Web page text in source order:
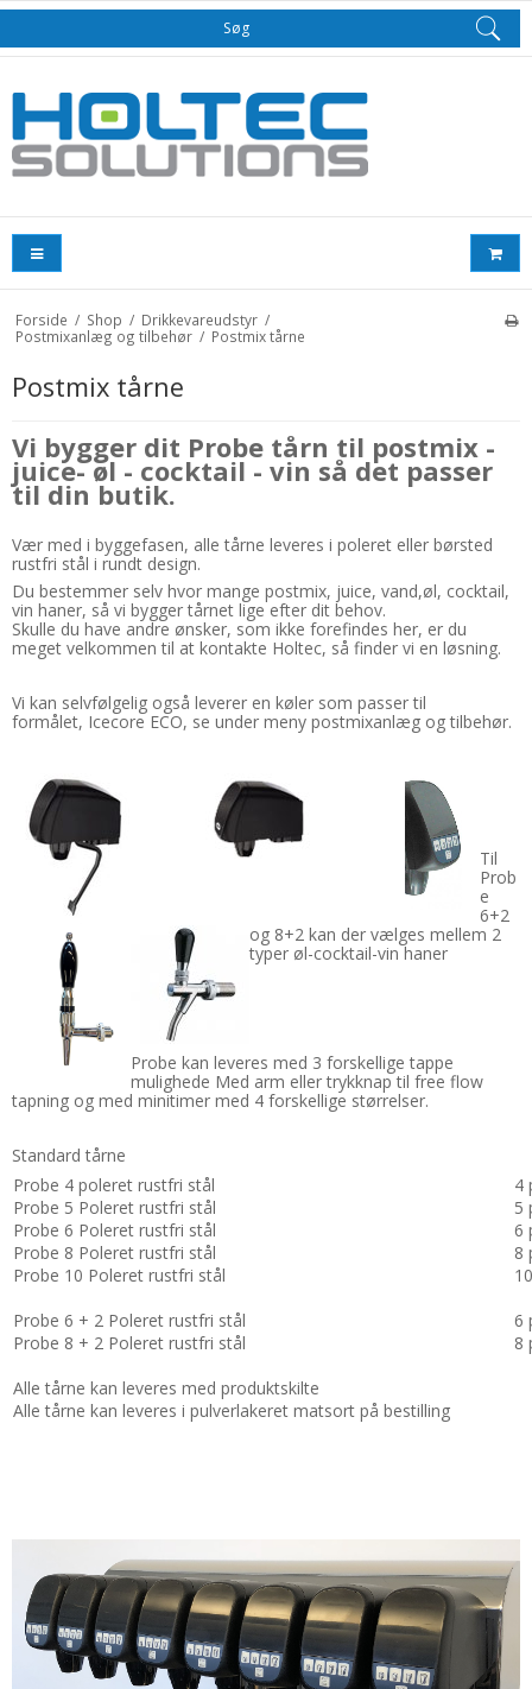
Søg
Forside / Shop / Drikkevareudstyr /
Postmixanlæg og tilbehør / Postmix tårne
Postmix tårne
Vi bygger dit Probe tårn til postmix -
juice- øl - cocktail - vin så det passer
til din butik.
Vær med i byggefasen, alle tårne leveres i poleret eller børsted
rustfri stål i rundt design.
Du bestemmer selv hvor mange postmix, juice, vand,øl, cocktail,
vin haner, så vi bygger tårnet lige efter dit behov.
Skulle du have andre ønsker, som ikke forefindes her, er du
meget velkommen til at kontakte Holtec, så finder vi en løsning.
Vi kan selvfølgelig også leverer en køler som passer til
formålet, Icecore ECO, se under meny postmixanlæg og tilbehør.
Til
Prob
e
6+2
og 8+2 kan der vælges mellem 2
typer øl-cocktail-vin haner
Probe kan leveres med 3 forskellige tappe
mulighede Med arm eller trykknap til free flow
tapning og med minitimer med 4 forskellige størrelser.
Standard tårne
Probe 4 poleret rustfri stål
4
Probe 5 Poleret rustfri stål
5
Probe 6 Poleret rustfri stål
6
Probe 8 Poleret rustfri stål
8
Probe 10 Poleret rustfri stål
Probe 6 + 2 Poleret rustfri stål
6
Probe 8 + 2 Poleret rustfri stål
8
Alle tårne kan leveres med produktskilte
Alle tårne kan leveres i pulverlakeret matsort på bestilling